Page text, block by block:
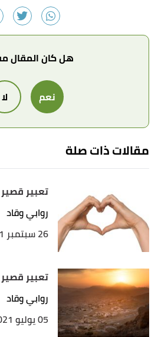
هل كان المقال
نعم لا
مقالات ذات صلة
تعبير
روابي وقاد
26 سبتمبر 2021
تعبير
روابي وقاد
05 يوليو 2021